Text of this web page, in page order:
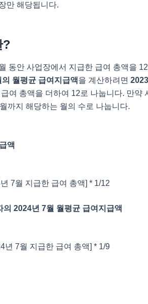
만 해당됩니다.
?
동안 사업장에서 지급한 급여 총액을
월평균 급여지급액을 계산하려면
여 총액을 더하여 12로 나눕니다. 만약
까지 해당하는 월의 수로 나눕니다.
액
7월 지급한 급여 총액] * 1/12
2024년 7월 월평균 급여지급액
년 7월 지급한 급여 총액] * 1/9